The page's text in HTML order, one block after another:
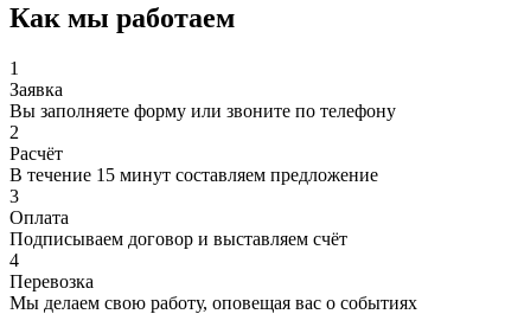
Как мы работаем
1
Заявка
Вы заполняете форму или звоните по телефону
2
Расчёт
В течение 15 минут составляем предложение
3
Оплата
Подписываем договор и выставляем счёт
4
Перевозка
Мы делаем свою работу, оповещая вас о событиях